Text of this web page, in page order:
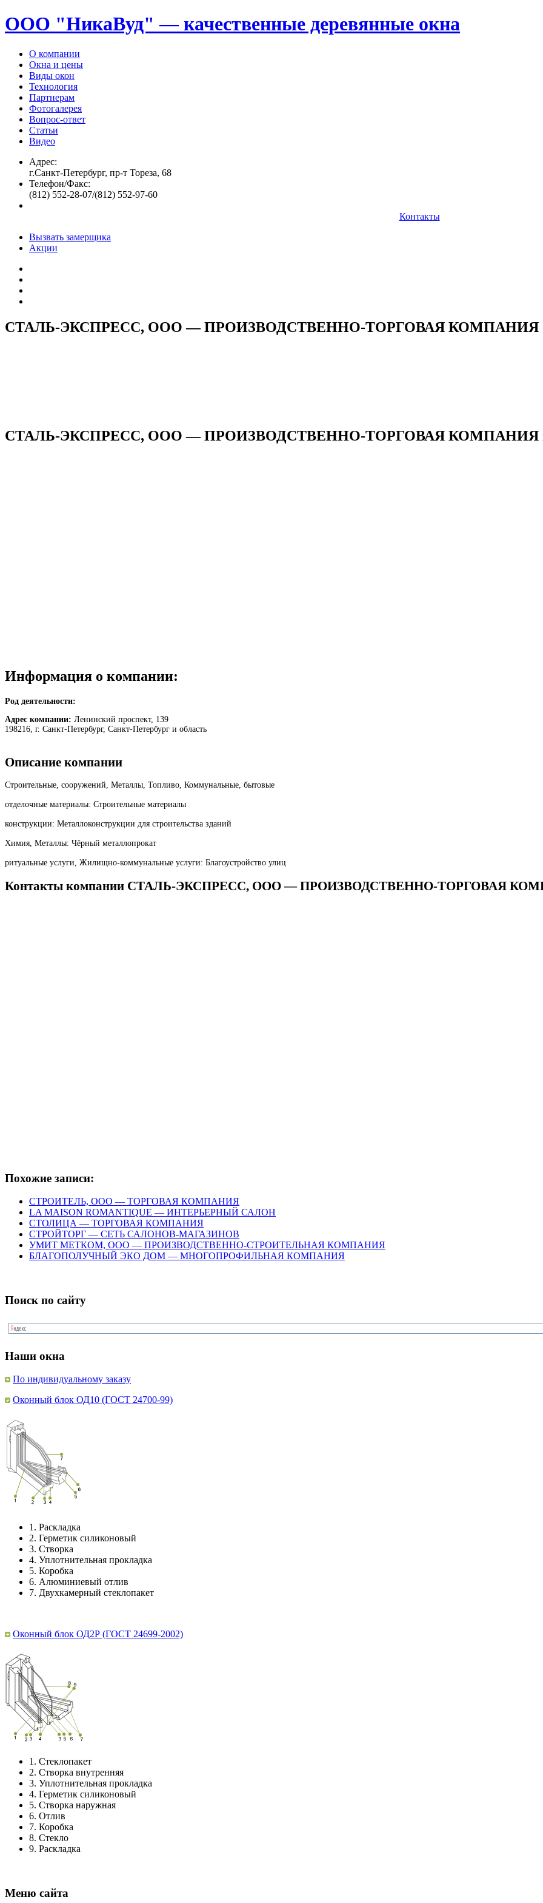
ООО "НикаВуд" — качественные деревянные окна
О компании
Окна и цены
Виды окон
Технология
Партнерам
Фотогалерея
Вопрос-ответ
Статьи
Видео
Адрес:
г.Санкт-Петербург, пр-т Тореза, 68
Телефон/Факс:
(812) 552-28-07/(812) 552-97-60
Контакты
Вызвать замерщика
Акции
СТАЛЬ-ЭКСПРЕСС, ООО — ПРОИЗВОДСТВЕННО-ТОРГОВАЯ КОМПАНИЯ
СТАЛЬ-ЭКСПРЕСС, ООО — ПРОИЗВОДСТВЕННО-ТОРГОВАЯ КОМПАНИЯ
Информация о компании:
Род деятельности:
Адрес компании: Ленинский проспект, 139
198216, г. Санкт-Петербург, Санкт-Петербург и область
Описание компании
Строительные, сооружений, Металлы, Топливо, Коммунальные, бытовые
отделочные материалы: Строительные материалы
конструкции: Металлоконструкции для строительства зданий
Химия, Металлы: Чёрный металлопрокат
ритуальные услуги, Жилищно-коммунальные услуги: Благоустройство улиц
Контакты компании СТАЛЬ-ЭКСПРЕСС, ООО — ПРОИЗВОДСТВЕННО-ТОРГОВАЯ
Похожие записи:
СТРОИТЕЛЬ, ООО — ТОРГОВАЯ КОМПАНИЯ
LA MAISON ROMANTIQUE — ИНТЕРЬЕРНЫЙ САЛОН
СТОЛИЦА — ТОРГОВАЯ КОМПАНИЯ
СТРОЙТОРГ — СЕТЬ САЛОНОВ-МАГАЗИНОВ
УМИТ МЕТКОМ, ООО — ПРОИЗВОДСТВЕННО-СТРОИТЕЛЬНАЯ КОМПАНИЯ
БЛАГОПОЛУЧНЫЙ ЭКО ДОМ — МНОГОПРОФИЛЬНАЯ КОМПАНИЯ
Поиск по сайту
Наши окна
По индивидуальному заказу
Оконный блок ОД10 (ГОСТ 24700-99)
1. Раскладка
2. Герметик силиконовый
3. Створка
4. Уплотнительная прокладка
5. Коробка
6. Алюминиевый отлив
7. Двухкамерный стеклопакет
Оконный блок ОД2Р (ГОСТ 24699-2002)
1. Стеклопакет
2. Створка внутренняя
3. Уплотнительная прокладка
4. Герметик силиконовый
5. Створка наружная
6. Отлив
7. Коробка
8. Стекло
9. Раскладка
Меню сайта